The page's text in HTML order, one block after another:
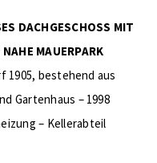
DACHGESCHOSS MIT
MAUERPARK
1905, bestehend aus
Gartenhaus – 1998
– Kellerabteil